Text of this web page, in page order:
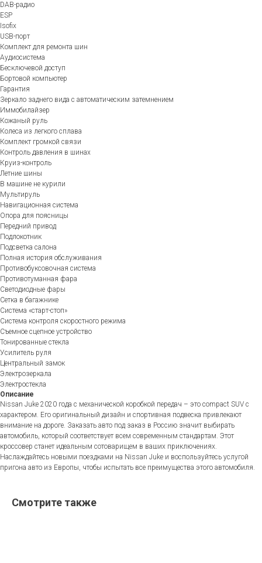
DAB-радио
ESP
Isofix
USB-порт
Комплект для ремонта шин
Аудиосистема
Бесключевой доступ
Бортовой компьютер
Гарантия
Зеркало заднего вида с автоматическим затемнением
Иммобилайзер
Кожаный руль
Колеса из легкого сплава
Комплект громкой связи
Контроль давления в шинах
Круиз-контроль
Летние шины
В машине не курили
Мультируль
Навигационная система
Опора для поясницы
Передний привод
Подлокотник
Подсветка салона
Полная история обслуживания
Противобуксовочная система
Противотуманная фара
Светодиодные фары
Сетка в багажнике
Система «старт-стоп»
Система контроля скоростного режима
Съемное сцепное устройство
Тонированные стекла
Усилитель руля
Центральный замок
Электрозеркала
Электростекла
Описание
Nissan Juke 2020 года с механической коробкой передач – это compact SUV с
характером. Его оригинальный дизайн и спортивная подвеска привлекают
внимание на дороге. Заказать авто под заказ в Россию значит выбирать
автомобиль, который соответствует всем современным стандартам. Этот
кроссовер станет идеальным сотоварищем в ваших приключениях.
Наслаждайтесь новыми поездками на Nissan Juke и воспользуйтесь услугой
пригона авто из Европы, чтобы испытать все преимущества этого автомобиля.
Смотрите также